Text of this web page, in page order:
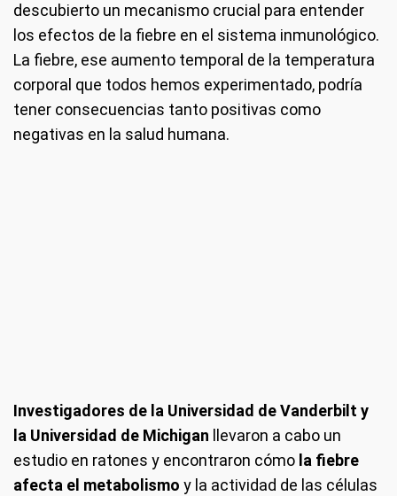
descubierto un mecanismo crucial para entender
los efectos de la fiebre en el sistema inmunológico.
La fiebre, ese aumento temporal de la temperatura
corporal que todos hemos experimentado, podría
tener consecuencias tanto positivas como
negativas en la salud humana.
Investigadores de la Universidad de Vanderbilt y
la Universidad de Michigan llevaron a cabo un
estudio en ratones y encontraron cómo la fiebre
afecta el metabolismo y la actividad de las células